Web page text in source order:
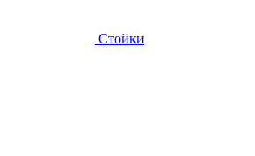
Стойки